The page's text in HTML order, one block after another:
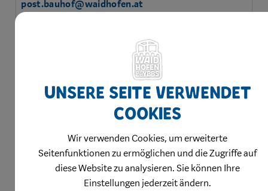
post.bauhof@waidhofen.at
Huemer Gudrun, Mag.
T +43 7442 511-452
gudrun.huemer@waidhofen.at
Hulaj Mimoza
Irauschek Jacqueline
Unsere Seite verwendet
Cookies
Wir verwenden Cookies, um erweiterte
Seitenfunktionen zu ermöglichen und die Zugriffe auf
diese Website zu analysieren. Sie können Ihre
Einstellungen jederzeit ändern.